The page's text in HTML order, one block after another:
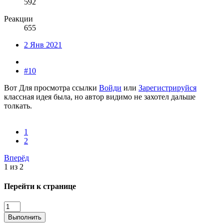
Реакции
655
2 Янв 2021
#10
Вот Для просмотра ссылки Войди или Зарегистрируйся
классная идея была, но автор видимо не захотел дальше
толкать.
1
2
Вперёд
1 из 2
Перейти к странице
Выполнить